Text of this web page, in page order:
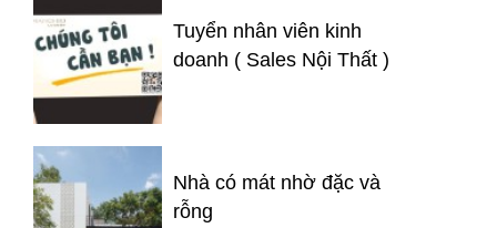
Tuyển nhân viên kinh
doanh ( Sales Nội Thất )
Nhà có mát nhờ đặc và
rỗng